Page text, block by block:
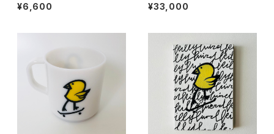
¥6,600 ¥33,000